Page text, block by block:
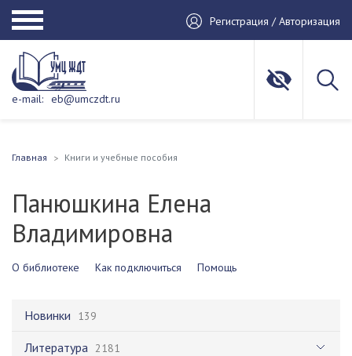
Регистрация / Авторизация
e-mail: eb@umczdt.ru
Главная Книги и учебные пособия
Панюшкина Елена
Владимировна
О библиотеке Как подключиться Помощь
Новинки 139
Литература 2181